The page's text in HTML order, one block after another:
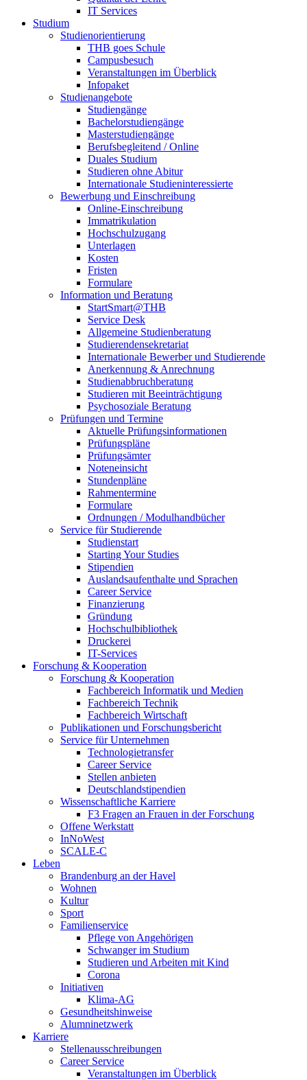
IT Services
Studium
Studienorientierung
THB goes Schule
Campusbesuch
Veranstaltungen im Überblick
Infopaket
Studienangebote
Studiengänge
Bachelorstudiengänge
Masterstudiengänge
Berufsbegleitend / Online
Duales Studium
Studieren ohne Abitur
Internationale Studieninteressierte
Bewerbung und Einschreibung
Online-Einschreibung
Immatrikulation
Hochschulzugang
Unterlagen
Kosten
Fristen
Formulare
Information und Beratung
StartSmart@THB
Service Desk
Allgemeine Studienberatung
Studierendensekretariat
Internationale Bewerber und Studierende
Anerkennung & Anrechnung
Studienabbruchberatung
Studieren mit Beeinträchtigung
Psychosoziale Beratung
Prüfungen und Termine
Aktuelle Prüfungsinformationen
Prüfungspläne
Prüfungsämter
Noteneinsicht
Stundenpläne
Rahmentermine
Formulare
Ordnungen / Modulhandbücher
Service für Studierende
Studienstart
Starting Your Studies
Stipendien
Auslandsaufenthalte und Sprachen
Career Service
Finanzierung
Gründung
Hochschulbibliothek
Druckerei
IT-Services
Forschung & Kooperation
Forschung & Kooperation
Fachbereich Informatik und Medien
Fachbereich Technik
Fachbereich Wirtschaft
Publikationen und Forschungsbericht
Service für Unternehmen
Technologietransfer
Career Service
Stellen anbieten
Deutschlandstipendien
Wissenschaftliche Karriere
F3 Fragen an Frauen in der Forschung
Offene Werkstatt
InNoWest
SCALE-C
Leben
Brandenburg an der Havel
Wohnen
Kultur
Sport
Familienservice
Pflege von Angehörigen
Schwanger im Studium
Studieren und Arbeiten mit Kind
Corona
Initiativen
Klima-AG
Gesundheitshinweise
Alumninetzwerk
Karriere
Stellenausschreibungen
Career Service
Veranstaltungen im Überblick